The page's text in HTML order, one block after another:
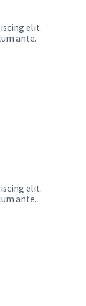
elit.
ante.
elit.
ante.